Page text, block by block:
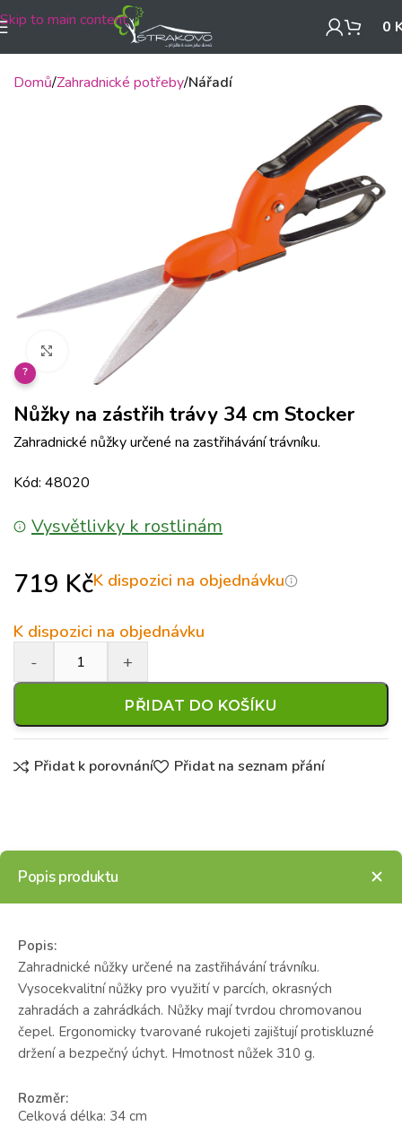
Skip to main content 0
Domů Zahradnické potřeby Nářadí
Klikněte pro zvětšení
?
Nůžky na zástřih trávy 34 cm Stocker
Zahradnické nůžky určené na zastřihávání trávníku.
Kód: 48020
Vysvětlivky k rostlinám
719 KčK dispozici na objednávku
K dispozici na objednávku
PŘIDAT DO KOŠÍKU
Přidat k porovnání Přidat na seznam přání
Popis produktu
Popis:
Zahradnické nůžky určené na zastřihávání trávníku.
Vysocekvalitní nůžky pro využití v parcích, okrasných
zahradách a zahrádkách. Nůžky mají tvrdou chromovanou
čepel. Ergonomicky tvarované rukojeti zajištují protiskluzné
držení a bezpečný úchyt. Hmotnost nůžek 310 g.
Rozměr:
Celková délka: 34 cm